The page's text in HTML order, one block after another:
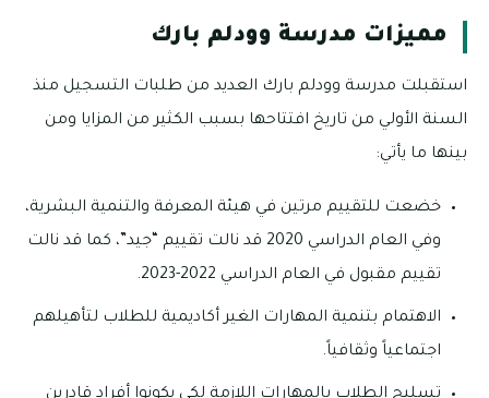
مميزات مدرسة وودلم بارك
استقبلت مدرسة وودلم بارك العديد من طلبات التسجيل منذ
السنة الأولي من تاريخ افتتاحها بسبب الكثير من المزايا ومن
بينها ما يأتي:
خضعت للتقييم مرتين في هيئة المعرفة والتنمية البشرية،
وفي العام الدراسي 2020 قد نالت تقييم “جيد”، كما قد نالت
تقييم مقبول في العام الدراسي 2022-2023.
الاهتمام بتنمية المهارات الغير أكاديمية للطلاب لتأهيلهم
اجتماعياً وثقافياً.